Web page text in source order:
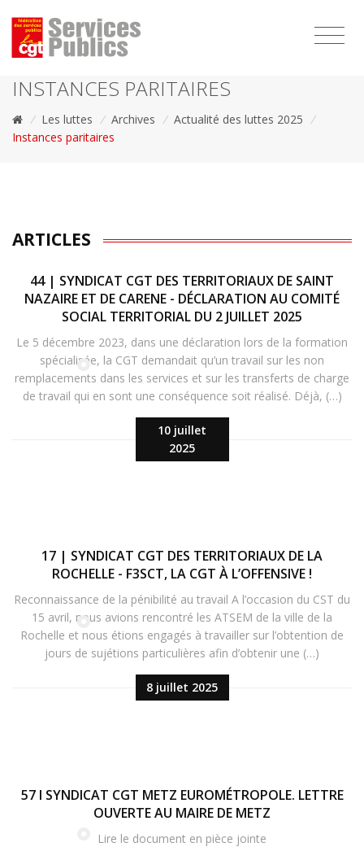
INSTANCES PARITAIRES
/ Les luttes / Archives / Actualité des luttes 2025 /
Instances paritaires
ARTICLES
10 juillet
2025
44 | SYNDICAT CGT DES TERRITORIAUX DE SAINT
NAZAIRE ET DE CARENE - DÉCLARATION AU COMITÉ
SOCIAL TERRITORIAL DU 2 JUILLET 2025
Le 5 décembre 2023, dans une déclaration lors de la formation
spécialisée, la CGT demandait qu’un travail sur les non
remplacements dans les services et sur les transferts de charge
de travail qui en sont une conséquence soit réalisé. Déjà, (…)
8 juillet 2025
17 | SYNDICAT CGT DES TERRITORIAUX DE LA
ROCHELLE - F3SCT, LA CGT À L’OFFENSIVE !
Reconnaissance de la pénibilité au travail A l’occasion du CST du
15 avril, nous avions rencontré les ATSEM de la ville de la
Rochelle et nous étions engagés à travailler sur l’obtention de
jours de sujétions particulières afin d’obtenir une (…)
57 I SYNDICAT CGT METZ EUROMÉTROPOLE. LETTRE
OUVERTE AU MAIRE DE METZ
Lire le document en pièce jointe